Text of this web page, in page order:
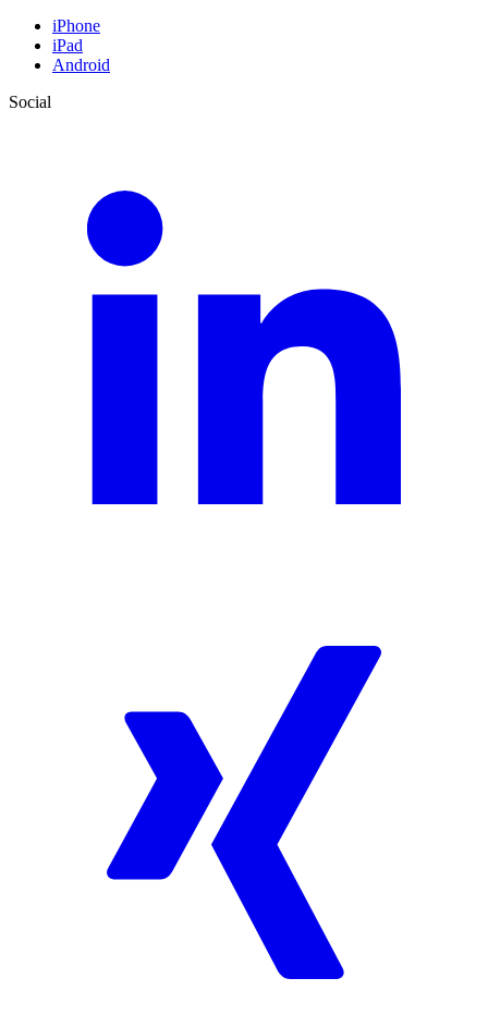
iPhone
iPad
Android
Social